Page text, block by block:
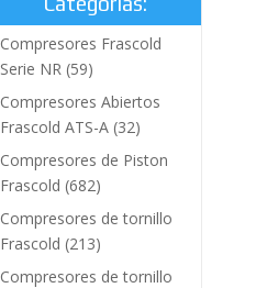
Compresores Frascold
Serie NR (59)
Compresores Abiertos
Frascold ATS-A (32)
Compresores de Piston
Frascold (682)
Compresores de tornillo
Frascold (213)
Compresores de tornillo